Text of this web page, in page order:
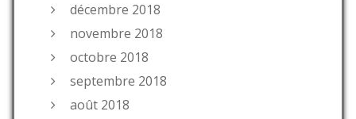
décembre 2018
novembre 2018
octobre 2018
septembre 2018
août 2018